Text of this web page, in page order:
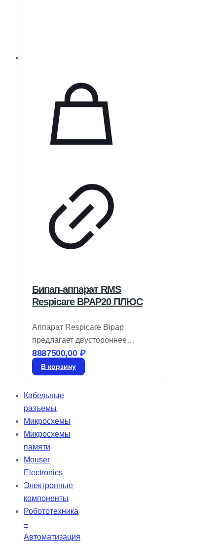
Бипап-аппарат RMS
Respicare BPAP20 ПЛЮС
Аппарат Respicare Bipap
предлагает двустороннее
терапевтическое давление с
минимальным уровнем шума. Он
давление в диапазоне от 4 до 20
включая наличие увлажнителя и
8887500,00₽
В корзину
Кабельные
разъемы
Микросхемы
Микросхемы
памяти
Mouser
Electronics
Электронные
компоненты
Робототехника
–
Автоматизация